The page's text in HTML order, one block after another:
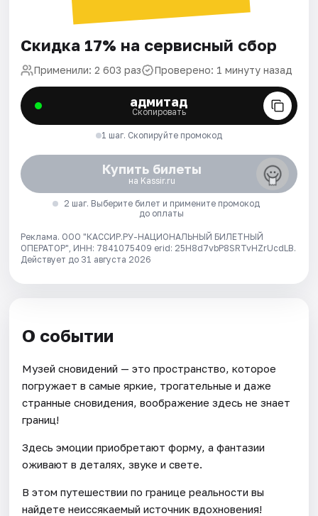
Скидка 17% на сервисный сбор
Применили: 2 603 раз Проверено: 1 минуту назад
адмитад
Скопировать
1 шаг. Скопируйте промокод
Купить билеты
на Kassir.ru
2 шаг. Выберите билет и примените промокод
до оплаты
Реклама. ООО "КАССИР.РУ-НАЦИОНАЛЬНЫЙ БИЛЕТНЫЙ
ОПЕРАТОР", ИНН: 7841075409 erid: 25H8d7vbP8SRTvHZrUcdLB.
Действует до 31 августа 2026
О событии
Музей сновидений — это пространство, которое
погружает в самые яркие, трогательные и даже
странные сновидения, воображение здесь не знает
границ!
Здесь эмоции приобретают форму, а фантазии
оживают в деталях, звуке и свете.
В этом путешествии по границе реальности вы
найдете неиссякаемый источник вдохновения!